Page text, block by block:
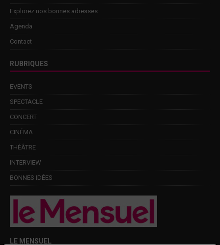
Explorez nos bonnes adresses
Agenda
Contact
RUBRIQUES
EVENTS
SPECTACLE
CONCERT
CINÉMA
THÉÂTRE
INTERVIEW
BONNES IDÉES
LE MENSUEL